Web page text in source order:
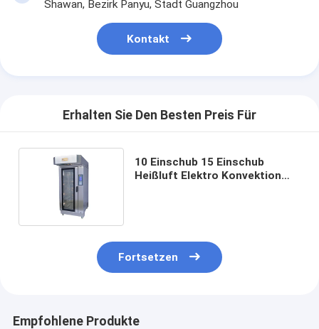
Shawan, Bezirk Panyu, Stadt Guangzhou
Kontakt
Erhalten Sie Den Besten Preis Für
10 Einschub 15 Einschub
Heißluft Elektro Konvektion
Fortsetzen
Empfohlene Produkte